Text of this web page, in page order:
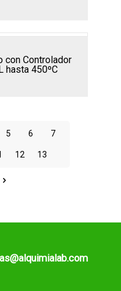
con Controlador
hasta 450ºC
5 6 7
12 13